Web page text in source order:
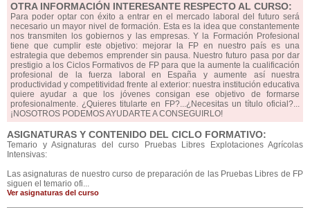
OTRA INFORMACIÓN INTERESANTE RESPECTO AL CURSO:
Para poder optar con éxito a entrar en el mercado laboral del futuro será
necesario un mayor nivel de formación. Esta es la idea que constantemente
nos transmiten los gobiernos y las empresas. Y la Formación Profesional
tiene que cumplir este objetivo: mejorar la FP en nuestro país es una
estrategia que debemos emprender sin pausa. Nuestro futuro pasa por dar
prestigio a los Ciclos Formativos de FP para que la aumente la cualificación
profesional de la fuerza laboral en España y aumente así nuestra
productividad y competitividad frente al exterior: nuestra institución educativa
quiere ayudar a que los jóvenes consigan ese objetivo de formarse
profesionalmente. ¿Quieres titularte en FP?...¿Necesitas un título oficial?...
¡NOSOTROS PODEMOS AYUDARTE A CONSEGUIRLO!
ASIGNATURAS Y CONTENIDO DEL CICLO FORMATIVO:
Temario y Asignaturas del curso Pruebas Libres Explotaciones Agrícolas
Intensivas:
Las asignaturas de nuestro curso de preparación de las Pruebas Libres de FP
siguen el temario ofi...
Ver asignaturas del curso